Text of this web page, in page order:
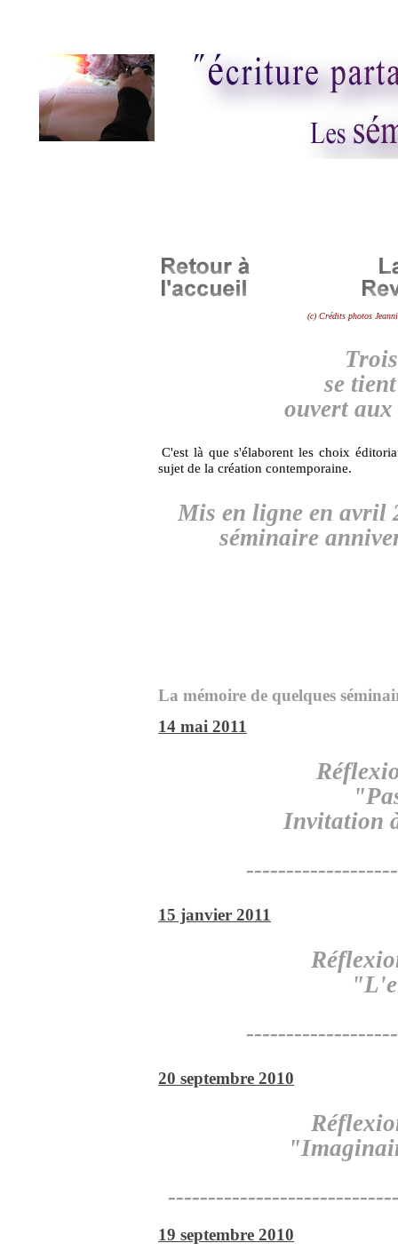
(c) Crédits photos
se
ouvert aux
C'est là que s'élaborent les choix
sujet de la création contemporaine.
Mis en ligne en avril
séminaire
La mémoire de quelques
14 mai 2011
Invitation
15 janvier 2011
20 septembre 2010
19 septembre 2010